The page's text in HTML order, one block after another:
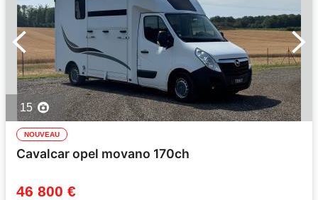
15
NOUVEAU
Cavalcar opel movano 170ch
46 800 €